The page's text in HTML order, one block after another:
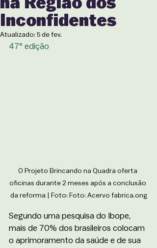
Inconfidentes
Atualizado: 5 de fev.
47° edição
O Projeto Brincando na Quadra oferta
oficinas durante 2 meses após a conclusão
da reforma | Foto: Foto: Acervo fabrica.ong
Segundo uma pesquisa do Ibope,
mais de 70% dos brasileiros colocam
o aprimoramento da saúde e de sua